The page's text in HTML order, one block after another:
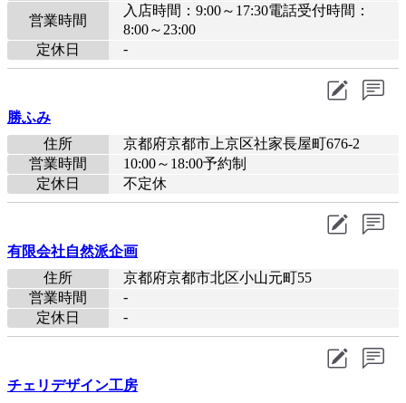
営業時間
入店時間：9:00～17:30電話受付時間：
8:00～23:00
定休日
-
勝ふみ
住所
京都府京都市上京区社家長屋町676-2
営業時間
10:00～18:00予約制
定休日
不定休
有限会社自然派企画
住所
京都府京都市北区小山元町55
営業時間
-
定休日
-
チェリデザイン工房